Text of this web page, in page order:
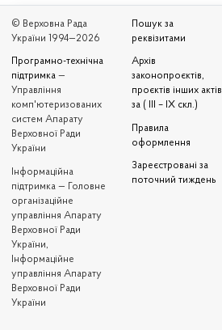
© Верховна Рада
України 1994—2026
Програмно-технічна
підтримка —
Управління
комп'ютеризованих
систем Апарату
Верховної Ради
України
Iнформаційна
підтримка — Головне
організаційне
управління Апарату
Верховної Ради
України,
Інформаційне
управління Апарату
Верховної Ради
України
Пошук за
реквізитами
Архів
законопроєктів,
проєктів інших актів
за ( III – IX скл.)
Правила
оформлення
Зареєстровані за
поточний тиждень